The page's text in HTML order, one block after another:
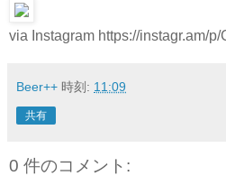
via Instagram https://instagr.am/
Beer++ 時刻: 11:09
共有
0 件のコメント: